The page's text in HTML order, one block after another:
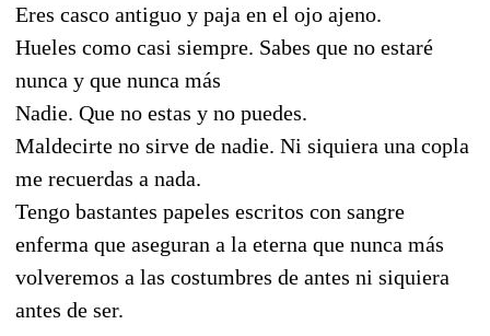
Eres casco antiguo y paja en el ojo ajeno.
Hueles como casi siempre. Sabes que no estaré
nunca y que nunca más
Nadie. Que no estas y no puedes.
Maldecirte no sirve de nadie. Ni siquiera una copla
me recuerdas a nada.
Tengo bastantes papeles escritos con sangre
enferma que aseguran a la eterna que nunca más
volveremos a las costumbres de antes ni siquiera
antes de ser.